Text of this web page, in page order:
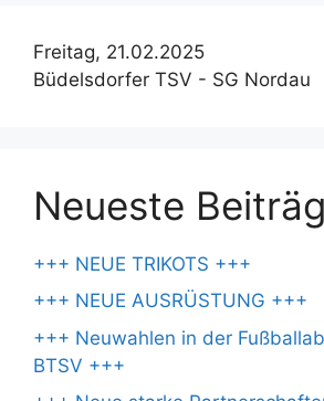
Freitag, 21.02.2025
Büdelsdorfer TSV - SG Nordau
Neueste
+++ NEUE TRIKOTS +++
+++ NEUE AUSRÜSTUNG +++
+++ Neuwahlen in der
BTSV +++